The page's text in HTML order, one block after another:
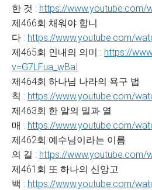
한 것 : https://www.youtube.com/
제466회 채워야 합니
다 : https://www.youtube.com/
제465회 인내의 의미 : https://
v=G7LFua_wBaI
제464회 하나님 나라의 욕구 법
칙 : https://www.youtube.com/
제463회 한 알의 밀과 열
매 : https://www.youtube.com/
제462회 예수님이라는 이름
의 길 : https://www.youtube.com/
제461회 또 하나의 신앙고
백 : https://www.youtube.com/